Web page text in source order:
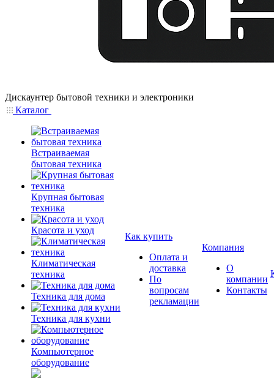
Дискаунтер бытовой техники и электроники
Каталог
Встраиваемая
бытовая техника
Крупная бытовая
техника
Красота и уход
Климатическая
техника
Техника для дома
Техника для кухни
Компьютерное
оборудование
Как купить
Оплата и
доставка
По
вопросам
рекламации
Компания
О
компании
Контакты